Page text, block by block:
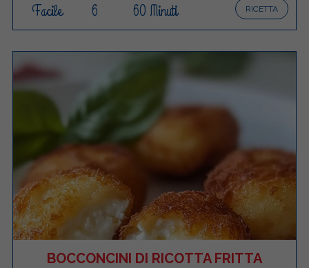
RICETTA
Facile 6 60 Minuti
BOCCONCINI DI RICOTTA FRITTA